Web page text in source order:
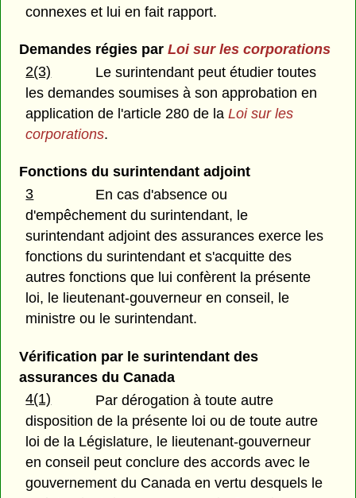
connexes et lui en fait rapport.
Demandes régies par Loi sur les corporations
2(3)
Le surintendant peut étudier toutes
les demandes soumises à son approbation en
application de l'article 280 de laLoi sur les
corporations.
Fonctions du surintendant adjoint
3
En cas d'absence ou
d'empêchement du surintendant, le
surintendant adjoint des assurances exerce les
fonctions du surintendant et s'acquitte des
autres fonctions que lui confèrent la présente
loi, le lieutenant-gouverneur en conseil, le
ministre ou le surintendant.
Vérification par le surintendant des
assurances du Canada
4(1)
Par dérogation à toute autre
disposition de la présente loi ou de toute autre
loi de la Législature, le lieutenant-gouverneur
en conseil peut conclure des accords avec le
gouvernement du Canada en vertu desquels le